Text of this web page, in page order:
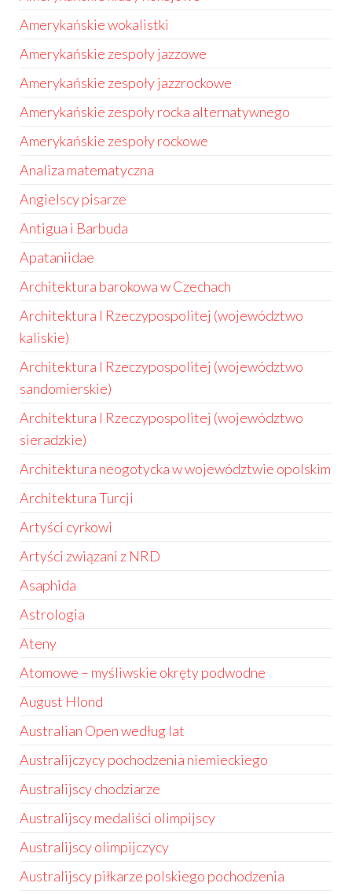
Amerykańskie wokalistki
Amerykańskie zespoły jazzowe
Amerykańskie zespoły jazzrockowe
Amerykańskie zespoły rocka alternatywnego
Amerykańskie zespoły rockowe
Analiza matematyczna
Angielscy pisarze
Antigua i Barbuda
Apataniidae
Architektura barokowa w Czechach
Architektura I Rzeczypospolitej (województwo
kaliskie)
Architektura I Rzeczypospolitej (województwo
sandomierskie)
Architektura I Rzeczypospolitej (województwo
sieradzkie)
Architektura neogotycka w województwie opolskim
Architektura Turcji
Artyści cyrkowi
Artyści związani z NRD
Asaphida
Astrologia
Ateny
Atomowe – myśliwskie okręty podwodne
August Hlond
Australian Open według lat
Australijczycy pochodzenia niemieckiego
Australijscy chodziarze
Australijscy medaliści olimpijscy
Australijscy olimpijczycy
Australijscy piłkarze polskiego pochodzenia